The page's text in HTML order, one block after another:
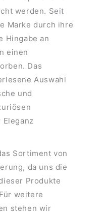
werden. Seit
Marke durch ihre
Hingabe an
einen
Das
Auswahl
und
Sortiment von
da uns die
Produkte
weitere
stehen wir